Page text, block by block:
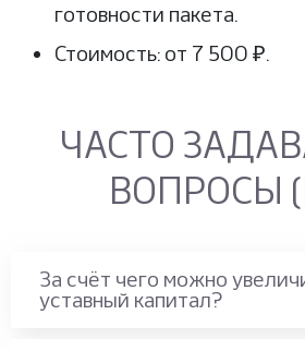
готовности пакета.
Стоимость: от 7 500 ₽.
ЧАСТО
ВОПРОСЫ
За счёт чего можно
уставный капитал?